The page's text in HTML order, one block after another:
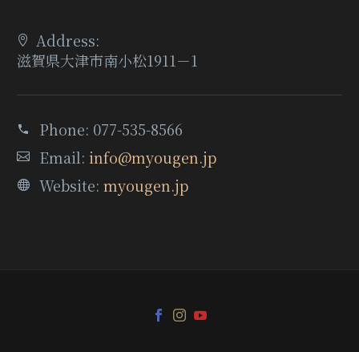
Address:
滋賀県大津市南小松1911－1
Phone: 077-535-8566
Email: info@myougen.jp
Website: myougen.jp